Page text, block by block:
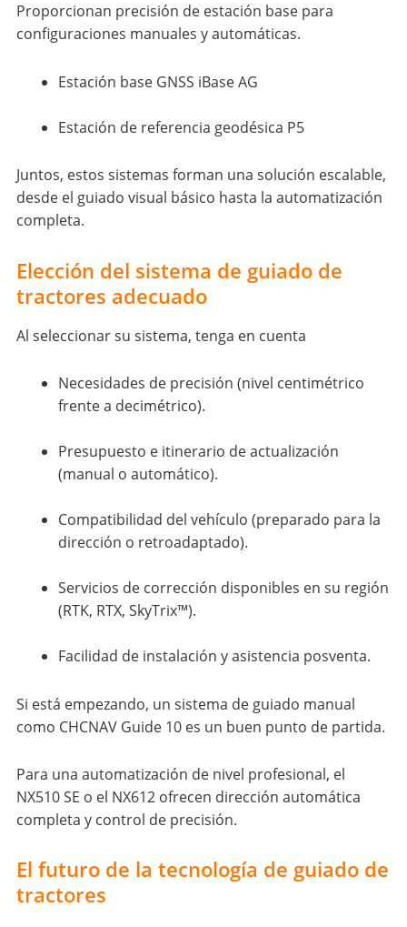
Proporcionan precisión de estación base para
configuraciones manuales y automáticas.
Estación base GNSS iBase AG
Estación de referencia geodésica P5
Juntos, estos sistemas forman una solución escalable,
desde el guiado visual básico hasta la automatización
completa.
Elección del sistema de guiado de
tractores adecuado
Al seleccionar su sistema, tenga en cuenta
Necesidades de precisión (nivel centimétrico
frente a decimétrico).
Presupuesto e itinerario de actualización
(manual o automático).
Compatibilidad del vehículo (preparado para la
dirección o retroadaptado).
Servicios de corrección disponibles en su región
(RTK, RTX, SkyTrix™).
Facilidad de instalación y asistencia posventa.
Si está empezando, un sistema de guiado manual
como CHCNAV Guide 10 es un buen punto de partida.
Para una automatización de nivel profesional, el
NX510 SE o el NX612 ofrecen dirección automática
completa y control de precisión.
El futuro de la tecnología de guiado de
tractores